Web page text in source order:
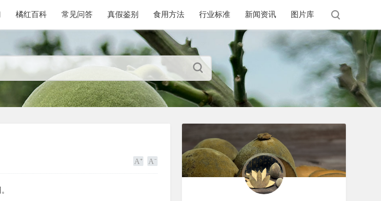
橘红百科 常见问答 真假鉴别 食用方法 行业标准 新闻资讯 图片库